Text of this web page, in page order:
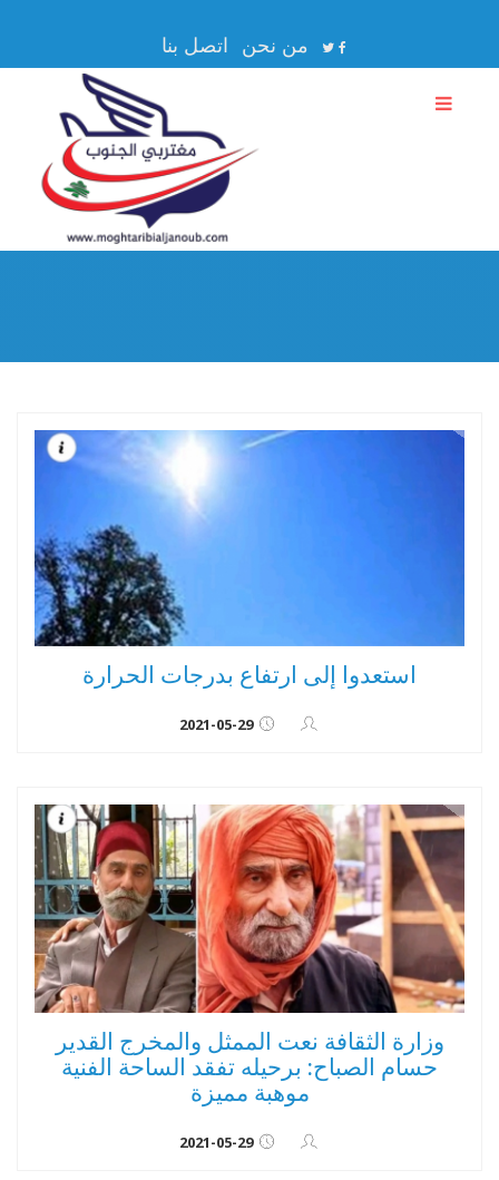
من نحن اتصل بنا
استعدوا إلى ارتفاع بدرجات الحرارة
2021-05-29
وزارة الثقافة نعت الممثل والمخرج القدير
حسام الصباح: برحيله تفقد الساحة الفنية
موهبة مميزة
2021-05-29